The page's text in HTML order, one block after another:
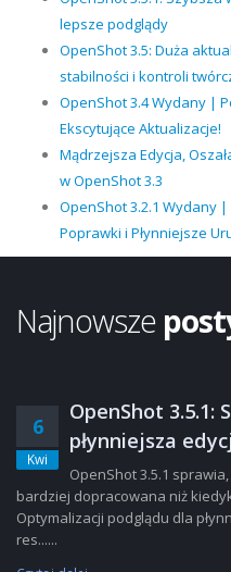
lepsze podglądy
OpenShot 3.5: Duża
stabilności i kontroli
OpenShot 3.4 Wydany |
Ekscytujące Aktualizacje!
Mądrzejsza Edycja,
w OpenShot 3.3
OpenShot 3.2.1 Wydany
Poprawki i Płynniejsze
Najnowsze
6
Kwi
OpenShot 3.5.1:
płynniejsza
OpenShot 3.5.1
bardziej dopracowana niż
Optymalizacji podglądu dla
res......